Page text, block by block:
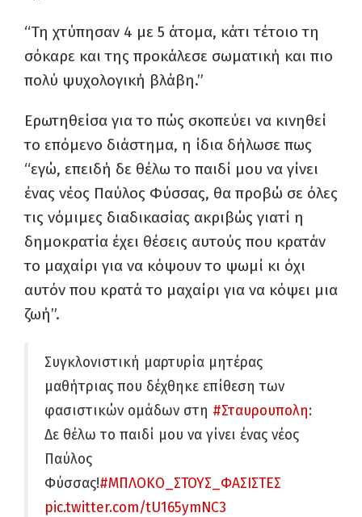
“Τη χτύπησαν 4 με 5 άτομα, κάτι τέτοιο τη
σόκαρε και της προκάλεσε σωματική και πιο
πολύ ψυχολογική βλάβη.”
Ερωτηθείσα για το πώς σκοπεύει να κινηθεί
το επόμενο διάστημα, η ίδια δήλωσε πως
“εγώ, επειδή δε θέλω το παιδί μου να γίνει
ένας νέος Παύλος Φύσσας, θα προβώ σε όλες
τις νόμιμες διαδικασίας ακριβώς γιατί η
δημοκρατία έχει θέσεις αυτούς που κρατάν
το μαχαίρι για να κόψουν το ψωμί κι όχι
αυτόν που κρατά το μαχαίρι για να κόψει μια
ζωή”.
Συγκλονιστική μαρτυρία μητέρας
μαθήτριας που δέχθηκε επίθεση των
φασιστικών ομάδων στη #Σταυρουπολη:
Δε θέλω το παιδί μου να γίνει ένας νέος
Παύλος
Φύσσας!#ΜΠΛΟΚΟ_ΣΤΟΥΣ_ΦΑΣΙΣΤΕΣ
pic.twitter.com/tU165ymNC3